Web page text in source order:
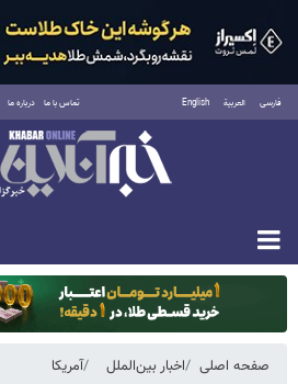
فارسی العربية English تماس با ما درباره ما
یکشنبه ۱۸ مرداد ۱۴۰۵
صفحه اصلی اخبار بین‌الملل آمریکا